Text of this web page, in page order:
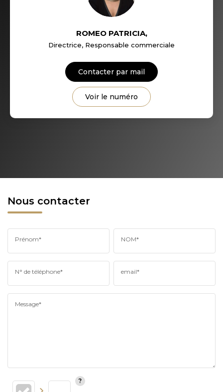
ROMEO PATRICIA,
Directrice, Responsable commerciale
Contacter par mail
Voir le numéro
Nous contacter
Prénom* NOM*
N° de téléphone* email*
Message*